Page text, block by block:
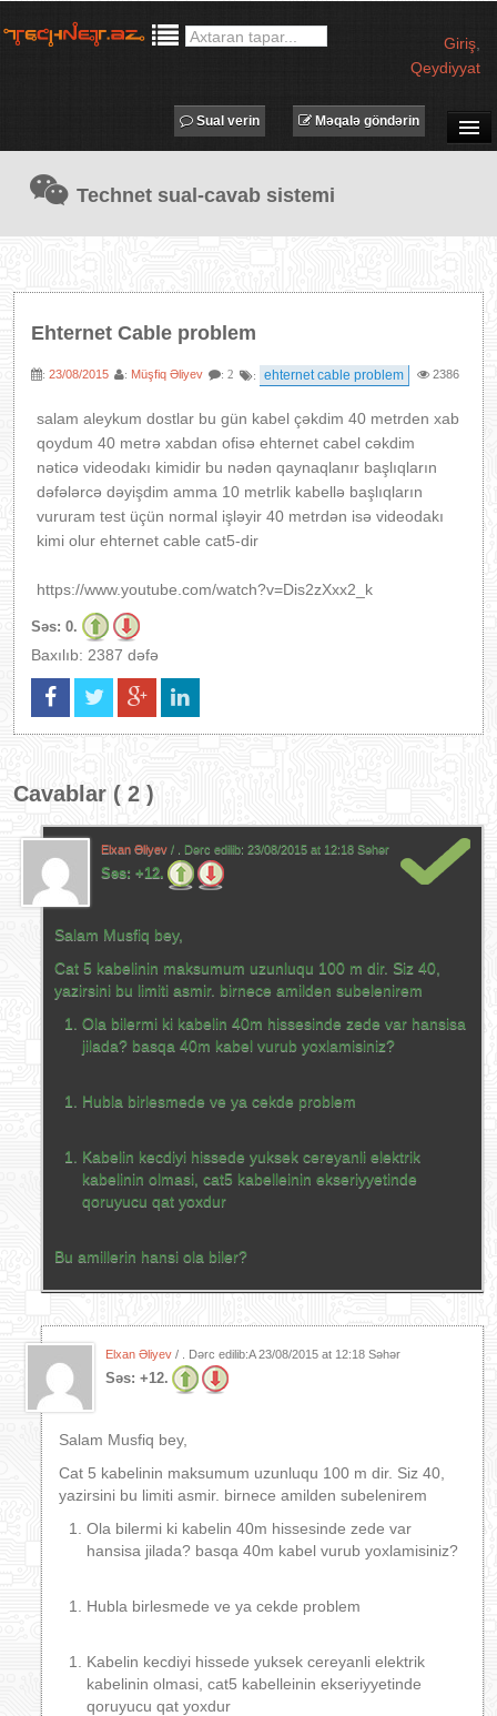
Giriş
Qeydiyyat
TECHNET TV
MƏQALƏLƏR
AVADANLIQLAR
IT LÜĞƏT
XƏBƏRLƏR
Məqalə göndərin
Sual verin
Technet sual-cavab sistemi
Ehternet Cable problem
: 23/08/2015 : Müşfiq Əliyev : 2 : ehternet cable problem 2386
salam aleykum dostlar bu gün kabel çəkdim 40 metrden xab
qoydum 40 metrə xabdan ofisə ehternet cabel cəkdim
nəticə videodakı kimidir bu nədən qaynaqlanır başlıqların
dəfələrcə dəyişdim amma 10 metrlik kabellə başlıqların
vururam test üçün normal işləyir 40 metrdən isə videodakı
kimi olur ehternet cable cat5-dir
https://www.youtube.com/watch?v=Dis2zXxx2_k
Səs: 0.
Baxılıb: 2387 dəfə
Cavablar ( 2 )
Elxan Əliyev / . Dərc edilib: 23/08/2015 at 12:18 Səhər
Səs: +12.
Salam Musfiq bey,
Cat 5 kabelinin maksumum uzunluqu 100 m dir. Siz 40,
yazirsini bu limiti asmir. birnece amilden subelenirem
Ola bilermi ki kabelin 40m hissesinde zede var hansisa
jilada? basqa 40m kabel vurub yoxlamisiniz?
Hubla birlesmede ve ya cekde problem
Kabelin kecdiyi hissede yuksek cereyanli elektrik
kabelinin olmasi, cat5 kabelleinin ekseriyyetinde
qoruyucu qat yoxdur
Bu amillerin hansi ola biler?
Elxan Əliyev / . Dərc edilib:A23/08/2015 at 12:18 Səhər
Səs: +12.
Salam Musfiq bey,
Cat 5 kabelinin maksumum uzunluqu 100 m dir. Siz 40,
yazirsini bu limiti asmir. birnece amilden subelenirem
Ola bilermi ki kabelin 40m hissesinde zede var
hansisa jilada? basqa 40m kabel vurub yoxlamisiniz?
Hubla birlesmede ve ya cekde problem
Kabelin kecdiyi hissede yuksek cereyanli elektrik
kabelinin olmasi, cat5 kabelleinin ekseriyyetinde
qoruyucu qat yoxdur